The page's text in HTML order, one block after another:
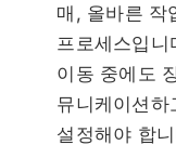
매, 올바른 작
프로세스입
이동 중에도
뮤니케이션
설정해야 합